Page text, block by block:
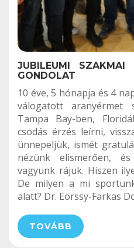
JUBILEUMI
GONDOLAT
10 éve, 5 hónapja és 4
válogatott aranyérmet
Tampa Bay-ben,
csodás érzés leírni,
ünnepeljük, ismét
nézünk elismerően,
vagyunk rájuk. Hiszen
De milyen a mi
alatt? Dr. Eörssy-Farkas
TOVÁBB